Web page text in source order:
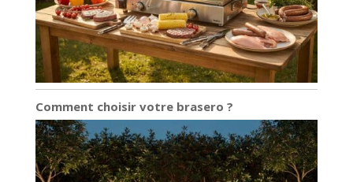
Comment choisir votre brasero ?